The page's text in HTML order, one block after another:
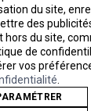
du site,
des
hors du site,
de
vos